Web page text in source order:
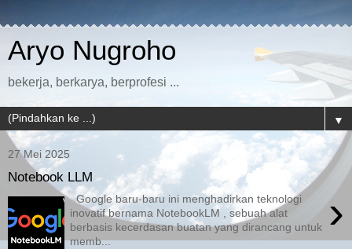
Aryo Nugroho
bekerja, berkarya, berprofesi ...
▼
27 Mei 2025
Notebook LLM
›
Google baru-baru ini menghadirkan teknologi
inovatif bernama NotebookLM , sebuah alat
berbasis kecerdasan buatan yang dirancang untuk
memb...